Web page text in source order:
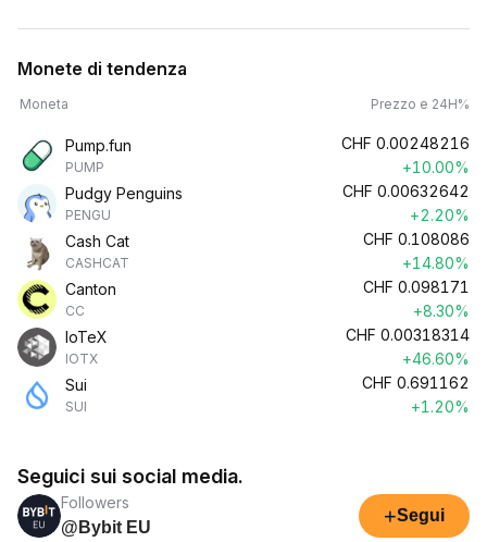
Monete di tendenza
Moneta Prezzo e 24H%
Pump.fun
PUMP
CHF 0.00248216
+10.00%
Pudgy Penguins
PENGU
CHF 0.00632642
+2.20%
Cash Cat
CASHCAT
CHF 0.108086
+14.80%
Canton
CC
CHF 0.098171
+8.30%
IoTeX
IOTX
CHF 0.00318314
+46.60%
Sui
SUI
CHF 0.691162
+1.20%
Seguici sui social media.
Followers
@Bybit EU
+Segui